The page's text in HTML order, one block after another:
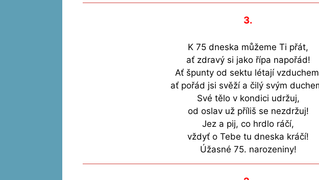
3.
K 75 dneska můžeme Ti přát,
ať zdravý si jako řípa napořád!
Ať špunty od sektu létají
ať pořád jsi svěží a čilý svým
Své tělo v kondici udržuj,
od oslav už příliš se nezdržuj!
Jez a pij, co hrdlo ráčí,
vždyť o Tebe tu dneska kráčí!
Úžasné 75. narozeniny!